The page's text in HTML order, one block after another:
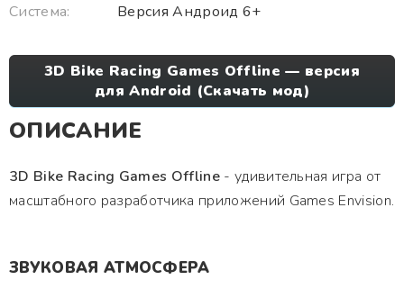
Система:
Версия Андроид 6+
3D Bike Racing Games Offline — версия
для Android (Скачать мод)
ОПИСАНИЕ
3D Bike Racing Games Offline- удивительная игра от
масштабного разработчика приложений Games Envision.
ЗВУКОВАЯ АТМОСФЕРА